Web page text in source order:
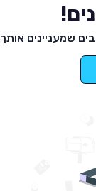
שמעניינים אותך